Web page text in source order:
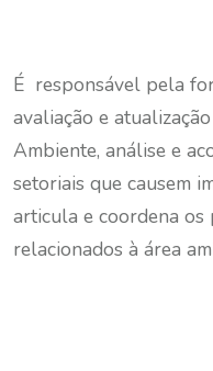
É responsável pela
avaliação e
Ambiente, análise e
setoriais que causem
articula e coordena os
relacionados à área